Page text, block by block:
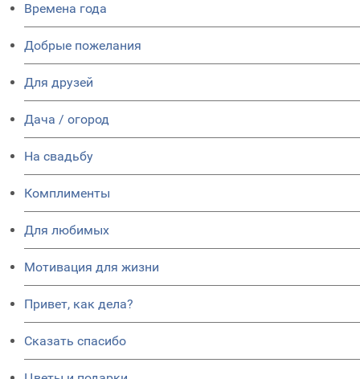
Времена года
Добрые пожелания
Для друзей
Дача / огород
На свадьбу
Комплименты
Для любимых
Мотивация для жизни
Привет, как дела?
Сказать спасибо